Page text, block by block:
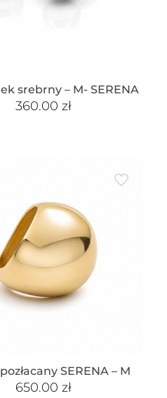
srebrny – M- SERENA
360.00zł
SERENA – M
650.00zł